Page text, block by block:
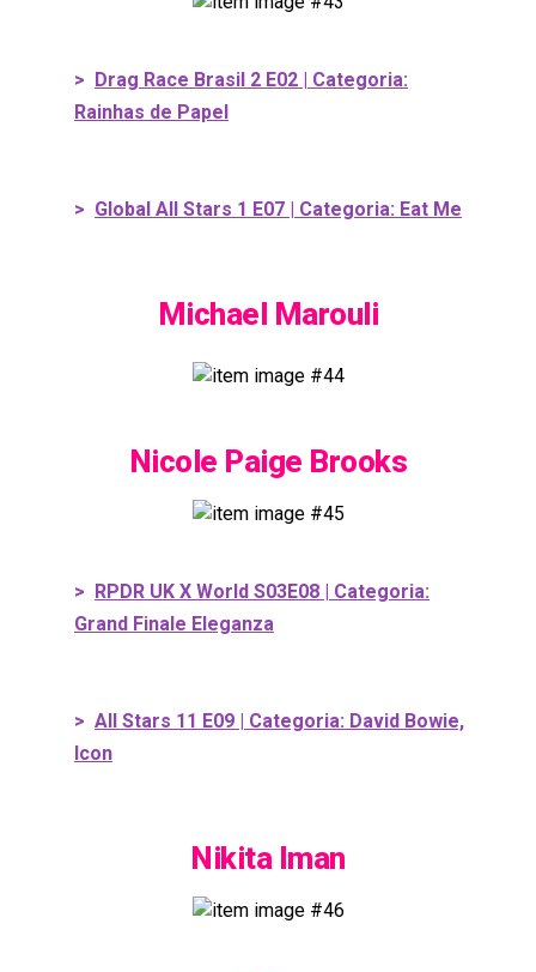
> Drag Race Brasil 2 E02 | Categoria:
Rainhas de Papel
> Global All Stars 1 E07 | Categoria: Eat Me
Michael Marouli
Nicole Paige Brooks
> RPDR UK X World S03E08 | Categoria:
Grand Finale Eleganza
> All Stars 11 E09 | Categoria: David Bowie,
Icon
Nikita Iman